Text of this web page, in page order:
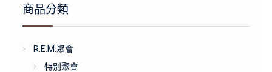
商品分類
R.E.M.聚會
特別聚會